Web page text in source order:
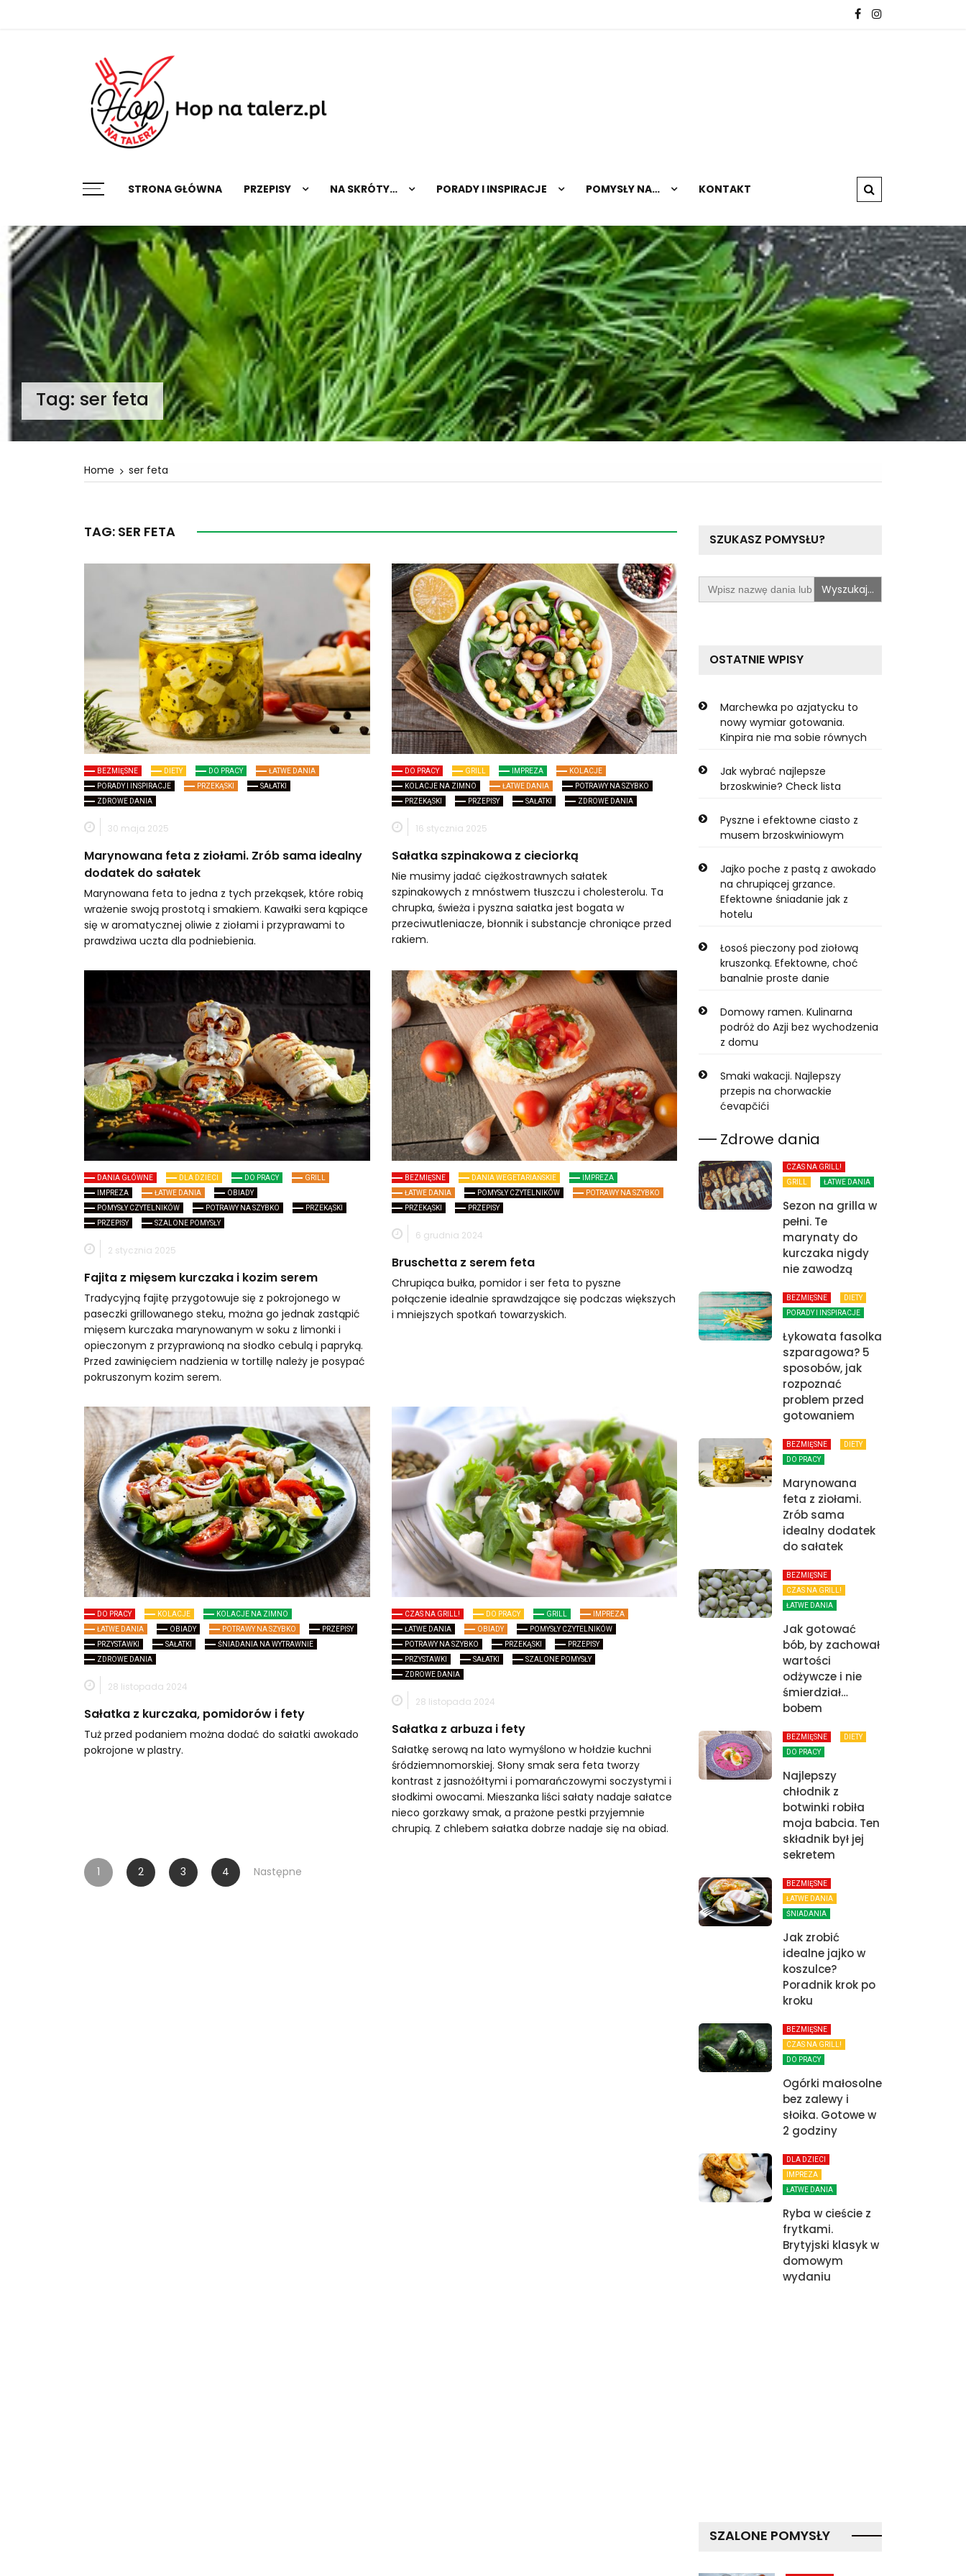
STRONA GŁÓWNA
PRZEPISY NA SKRÓTY… PORADY I INSPIRACJE POMYSŁY NA… KONTAKT
Tag: ser feta
Home ser feta
TAG: SER FETA
BEZMIĘSNE DIETY DO PRACY
ŁATWE DANIA
PORADY I INSPIRACJE
PRZEKĄSKI
SAŁATKI
ZDROWE DANIA
30 maja 2025
Marynowana feta z ziołami. Zrób sama idealny
dodatek do sałatek
Marynowana feta to jedna z tych przekąsek, które robią
wrażenie swoją prostotą i smakiem. Kawałki sera kąpiące
się w aromatycznej oliwie z ziołami i przyprawami to
prawdziwa uczta dla podniebienia.
DO PRACY GRILL IMPREZA
KOLACJE
KOLACJE NA ZIMNO
ŁATWE DANIA
POTRAWY NA SZYBKO
PRZEKĄSKI
PRZEPISY SAŁATKI ZDROWE DANIA
16 stycznia 2025
Sałatka szpinakowa z cieciorką
Nie musimy jadać ciężkostrawnych sałatek
szpinakowych z mnóstwem tłuszczu i cholesterolu. Ta
chrupka, świeża i pyszna sałatka jest bogata w
przeciwutleniacze, błonnik i substancje chroniące przed
rakiem.
DANIA GŁÓWNE DLA DZIECI DO PRACY
GRILL
IMPREZA
ŁATWE DANIA
OBIADY
POMYSŁY CZYTELNIKÓW
POTRAWY NA SZYBKO
PRZEKĄSKI
PRZEPISY
SZALONE POMYSŁY
2 stycznia 2025
Fajita z mięsem kurczaka i kozim serem
Tradycyjną fajitę przygotowuje się z pokrojonego w
paseczki grillowanego steku, można go jednak zastąpić
mięsem kurczaka marynowanym w soku z limonki i
opieczonym z przyprawioną na słodko cebulą i papryką.
Przed zawinięciem nadzienia w tortillę należy je posypać
pokruszonym kozim serem.
BEZMIĘSNE DANIA WEGETARIAŃSKIE
IMPREZA
ŁATWE DANIA
POMYSŁY CZYTELNIKÓW
POTRAWY NA SZYBKO
PRZEKĄSKI
PRZEPISY
6 grudnia 2024
Bruschetta z serem feta
Chrupiąca bułka, pomidor i ser feta to pyszne
połączenie idealnie sprawdzające się podczas większych
i mniejszych spotkań towarzyskich.
DO PRACY KOLACJE
KOLACJE NA ZIMNO
ŁATWE DANIA
OBIADY POTRAWY NA SZYBKO
PRZEPISY
PRZYSTAWKI
SAŁATKI
ŚNIADANIA NA WYTRAWNIE
ZDROWE DANIA
28 listopada 2024
Sałatka z kurczaka, pomidorów i fety
Tuż przed podaniem można dodać do sałatki awokado
pokrojone w plastry.
CZAS NA GRILL! DO PRACY GRILL
IMPREZA
ŁATWE DANIA
OBIADY
POMYSŁY CZYTELNIKÓW
POTRAWY NA SZYBKO
PRZEKĄSKI
PRZEPISY
PRZYSTAWKI
SAŁATKI
SZALONE POMYSŁY
ZDROWE DANIA
28 listopada 2024
Sałatka z arbuza i fety
Sałatkę serową na lato wymyślono w hołdzie kuchni
śródziemnomorskiej. Słony smak sera feta tworzy
kontrast z jasnożółtymi i pomarańczowymi soczystymi i
słodkimi owocami. Mieszanka liści sałaty nadaje sałatce
nieco gorzkawy smak, a prażone pestki przyjemnie
chrupią. Z chlebem sałatka dobrze nadaje się na obiad.
Stronicowanie
wpisów
1 2 3 4 Następne
SZUKASZ POMYSŁU?
Search
for:
OSTATNIE WPISY
Marchewka po azjatycku to
nowy wymiar gotowania.
Kinpira nie ma sobie równych
Jak wybrać najlepsze
brzoskwinie? Check lista
Pyszne i efektowne ciasto z
musem brzoskwiniowym
Jajko poche z pastą z awokado
na chrupiącej grzance.
Efektowne śniadanie jak z
hotelu
Łosoś pieczony pod ziołową
kruszonką. Efektowne, choć
banalnie proste danie
Domowy ramen. Kulinarna
podróż do Azji bez wychodzenia
z domu
Smaki wakacji. Najlepszy
przepis na chorwackie
ćevapčići
Zdrowe dania
CZAS NA GRILL!
GRILL
ŁATWE DANIA
Sezon na grilla w
pełni. Te
marynaty do
kurczaka nigdy
nie zawodzą
BEZMIĘSNE
DIETY
PORADY I INSPIRACJE
Łykowata fasolka
szparagowa? 5
sposobów, jak
rozpoznać
problem przed
gotowaniem
BEZMIĘSNE
DIETY
DO PRACY
Marynowana
feta z ziołami.
Zrób sama
idealny dodatek
do sałatek
BEZMIĘSNE
CZAS NA GRILL!
ŁATWE DANIA
Jak gotować
bób, by zachował
wartości
odżywcze i nie
śmierdział…
bobem
BEZMIĘSNE
DIETY
DO PRACY
Najlepszy
chłodnik z
botwinki robiła
moja babcia. Ten
składnik był jej
sekretem
BEZMIĘSNE
ŁATWE DANIA
ŚNIADANIA
Jak zrobić
idealne jajko w
koszulce?
Poradnik krok po
kroku
BEZMIĘSNE
CZAS NA GRILL!
DO PRACY
Ogórki małosolne
bez zalewy i
słoika. Gotowe w
2 godziny
DLA DZIECI
IMPREZA
ŁATWE DANIA
Ryba w cieście z
frytkami.
Brytyjski klasyk w
domowym
wydaniu
SZALONE POMYSŁY